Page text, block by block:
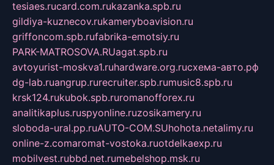
tesiaes.rucard.com.rukazanka.spb.ru
gildiya-kuznecov.rukameryboavision.ru
griffoncom.spb.rufabrika-emotsiy.ru
PARK-MATROSOVA.RUagat.spb.ru
avtoyurist-moskva1.ruhardware.org.ruсхема-авто.рф
dg-lab.ruangrup.rurecruiter.spb.rumusic8.spb.ru
krsk124.rukubok.spb.ruromanofforex.ru
analitikaplus.ruspyonline.ruzosikamery.ru
sloboda-ural.pp.ruAUTO-COM.SUhohota.netalimy.ru
online-z.comaromat-vostoka.ruotdelkaexp.ru
mobilvest.rubbd.net.rumebelshop.msk.ru